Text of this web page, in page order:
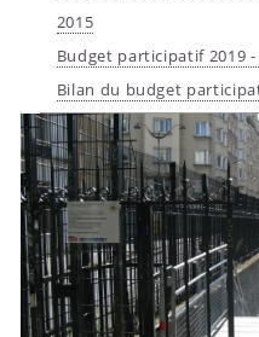
2015
Budget participatif 2019
Bilan du budget